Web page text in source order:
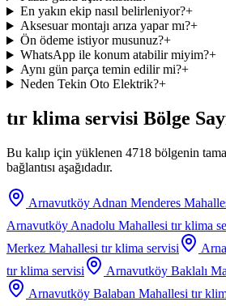
En yakın ekip nasıl belirleniyor?+
Aksesuar montajı arıza yapar mı?+
Ön ödeme istiyor musunuz?+
WhatsApp ile konum atabilir miyim?+
Aynı gün parça temin edilir mi?+
Neden Tekin Oto Elektrik?+
tır klima servisi Bölge
Bu kalıp için yüklenen 4718 bölgenin
bağlantısı aşağıdadır.
Arnavutköy Adnan Menderes
Arnavutköy Anadolu Mahallesi tır klima
Merkez Mahallesi tır klima servisi
tır klima servisi
Arnavutköy Baklalı
Arnavutköy Balaban Mahallesi tır